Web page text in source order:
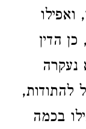
ואפילו
כן הדין
נעקרה
להתודות,
בכמה